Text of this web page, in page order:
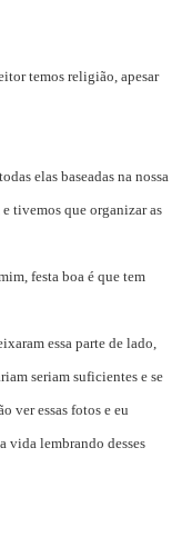
temos religião, apesar
elas baseadas na nossa
tivemos que organizar as
festa boa é que tem
essa parte de lado,
seriam suficientes e se
ver essas fotos e eu
vida lembrando desses